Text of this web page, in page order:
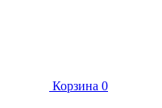
Корзина 0